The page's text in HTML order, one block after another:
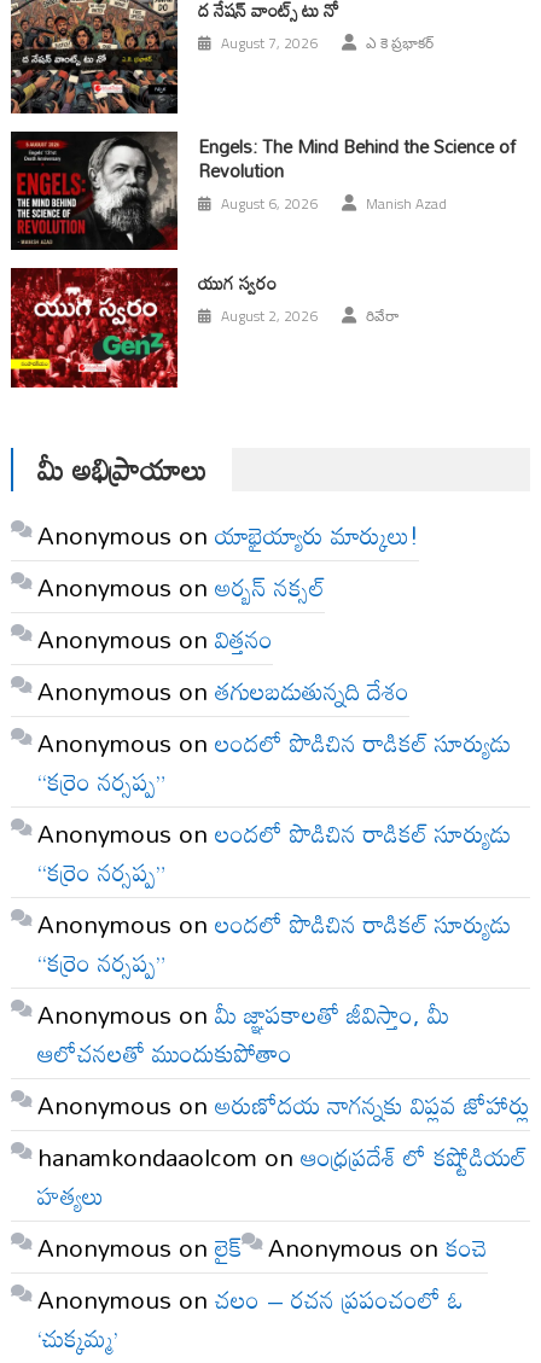
ద నేషన్ వాంట్స్ టు నో
August 7, 2026 ఎ కె ప్రభాకర్
Engels: The Mind Behind the Science of
Revolution
August 6, 2026 Manish Azad
యుగ స్వ‌రం
August 2, 2026 రివేరా
మీ అభిప్రాయాలు
Anonymous onయాభైయ్యారు మార్కులు!
Anonymous onఅర్బన్ నక్సల్
Anonymous onవిత్తనం
Anonymous onతగులబడుతున్నది దేశం
Anonymous onలందలో పొడిచిన రాడికల్ సూర్యుడు
“కర్రెం నర్సప్ప”
Anonymous onలందలో పొడిచిన రాడికల్ సూర్యుడు
“కర్రెం నర్సప్ప”
Anonymous onలందలో పొడిచిన రాడికల్ సూర్యుడు
“కర్రెం నర్సప్ప”
Anonymous onమీ జ్ఞాపకాలతో జీవిస్తాం, మీ
ఆలోచనలతో ముందుకుపోతాం
Anonymous onఅరుణోదయ నాగన్నకు విప్లవ జోహార్లు
hanamkondaaolcom onఆంధ్రప్రదేశ్ లో కష్టోడియల్
హత్యలు
Anonymous onలైక్ Anonymous onకంచె
Anonymous onచలం – రచన ప్రపంచంలో ఓ
‘చుక్కమ్మ’